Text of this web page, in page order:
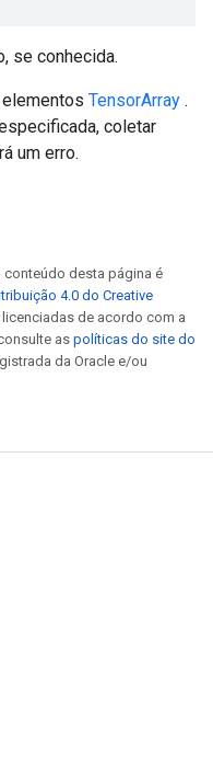
se conhecida.
TensorArray .
coletar
um erro.
conteúdo desta página é
4.0 do Creative
de acordo com a
aspolíticas do site do
da Oracle e/ou